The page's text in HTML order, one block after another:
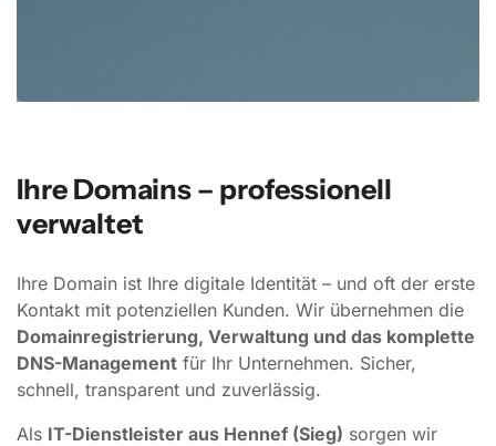
Ihre Domains – professionell
verwaltet
Ihre Domain ist Ihre digitale Identität – und oft der erste
Kontakt mit potenziellen Kunden. Wir übernehmen die
Domainregistrierung, Verwaltung und das komplette
DNS-Management für Ihr Unternehmen. Sicher,
schnell, transparent und zuverlässig.
Als IT-Dienstleister aus Hennef (Sieg) sorgen wir